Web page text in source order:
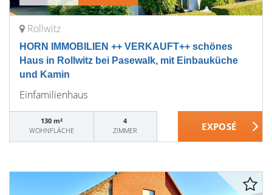
Rollwitz
HORN IMMOBILIEN ++ VERKAUFT++ schönes
Haus in Rollwitz bei Pasewalk, mit Einbauküche
und Kamin
Einfamilienhaus
130 m²
WOHNFLÄCHE
4
ZIMMER